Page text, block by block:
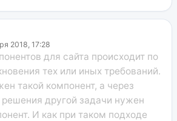
2018, 17:28
для сайта происходит по
тех или иных требований.
такой компонент, а через
другой задачи нужен
И как при таком подходе